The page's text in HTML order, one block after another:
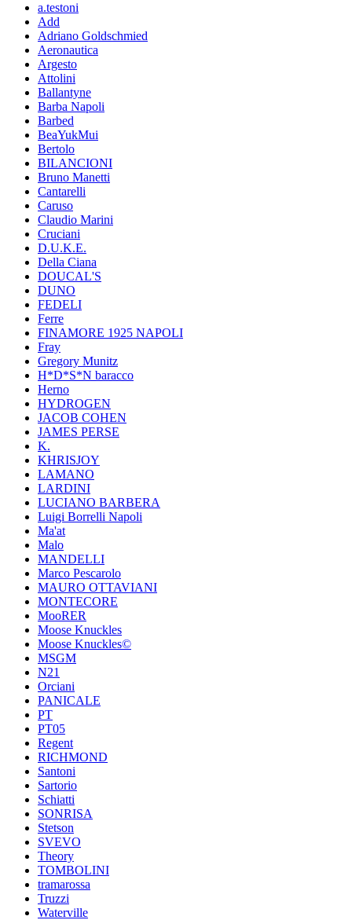
a.testoni
Add
Adriano Goldschmied
Aeronautica
Argesto
Attolini
Ballantyne
Barba Napoli
Barbed
BeaYukMui
Bertolo
BILANCIONI
Bruno Manetti
Cantarelli
Caruso
Claudio Marini
Cruciani
D.U.K.E.
Della Ciana
DOUCAL'S
DUNO
FEDELI
Ferre
FINAMORE 1925 NAPOLI
Fray
Gregory Munitz
H*D*S*N baracco
Herno
HYDROGEN
JACOB COHEN
JAMES PERSE
K.
KHRISJOY
LAMANO
LARDINI
LUCIANO BARBERA
Luigi Borrelli Napoli
Ma'at
Malo
MANDELLI
Marco Pescarolo
MAURO OTTAVIANI
MONTECORE
MooRER
Moose Knuckles
Moose Knuckles©️
MSGM
N21
Orciani
PANICALE
PT
PT05
Regent
RICHMOND
Santoni
Sartorio
Schiatti
SONRISA
Stetson
SVEVO
Theory
TOMBOLINI
tramarossa
Truzzi
Waterville